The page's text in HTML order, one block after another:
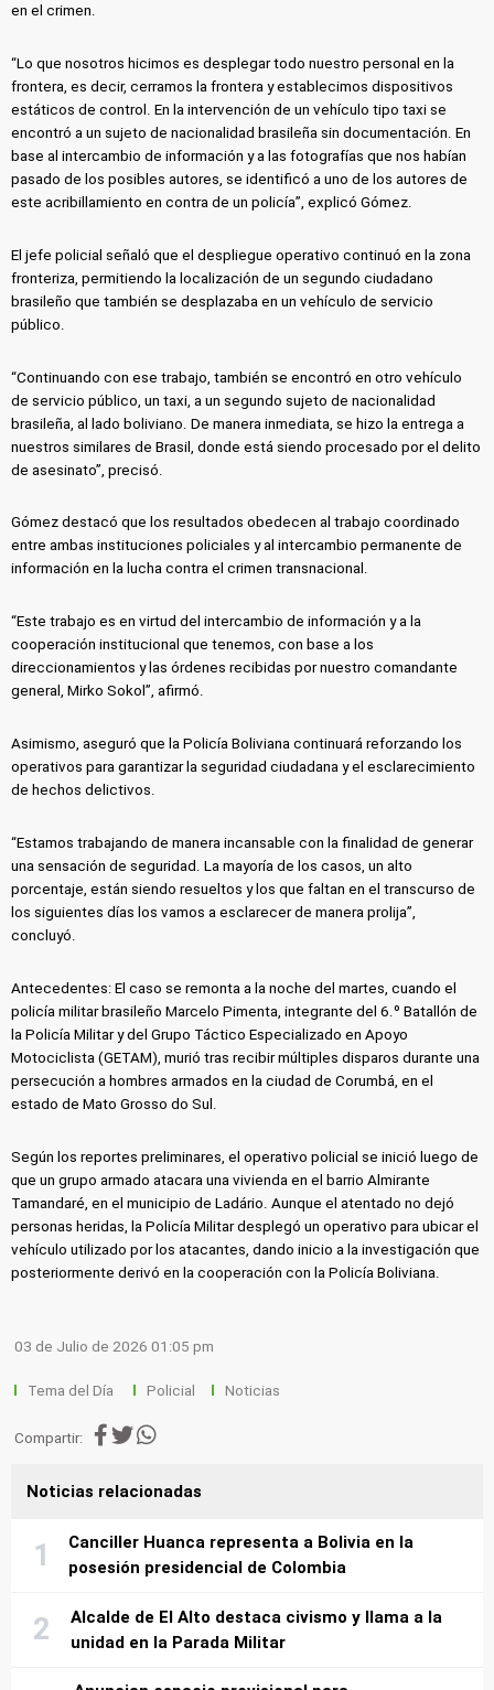
en el crimen.
“Lo que nosotros hicimos es desplegar todo nuestro personal en la
frontera, es decir, cerramos la frontera y establecimos dispositivos
estáticos de control. En la intervención de un vehículo tipo taxi se
encontró a un sujeto de nacionalidad brasileña sin documentación. En
base al intercambio de información y a las fotografías que nos habían
pasado de los posibles autores, se identificó a uno de los autores de
este acribillamiento en contra de un policía”, explicó Gómez.
El jefe policial señaló que el despliegue operativo continuó en la zona
fronteriza, permitiendo la localización de un segundo ciudadano
brasileño que también se desplazaba en un vehículo de servicio
público.
“Continuando con ese trabajo, también se encontró en otro vehículo
de servicio público, un taxi, a un segundo sujeto de nacionalidad
brasileña, al lado boliviano. De manera inmediata, se hizo la entrega a
nuestros similares de Brasil, donde está siendo procesado por el delito
de asesinato”, precisó.
Gómez destacó que los resultados obedecen al trabajo coordinado
entre ambas instituciones policiales y al intercambio permanente de
información en la lucha contra el crimen transnacional.
“Este trabajo es en virtud del intercambio de información y a la
cooperación institucional que tenemos, con base a los
direccionamientos y las órdenes recibidas por nuestro comandante
general, Mirko Sokol”, afirmó.
Asimismo, aseguró que la Policía Boliviana continuará reforzando los
operativos para garantizar la seguridad ciudadana y el esclarecimiento
de hechos delictivos.
“Estamos trabajando de manera incansable con la finalidad de generar
una sensación de seguridad. La mayoría de los casos, un alto
porcentaje, están siendo resueltos y los que faltan en el transcurso de
los siguientes días los vamos a esclarecer de manera prolija”,
concluyó.
Antecedentes: El caso se remonta a la noche del martes, cuando el
policía militar brasileño Marcelo Pimenta, integrante del 6.º Batallón de
la Policía Militar y del Grupo Táctico Especializado en Apoyo
Motociclista (GETAM), murió tras recibir múltiples disparos durante una
persecución a hombres armados en la ciudad de Corumbá, en el
estado de Mato Grosso do Sul.
Según los reportes preliminares, el operativo policial se inició luego de
que un grupo armado atacara una vivienda en el barrio Almirante
Tamandaré, en el municipio de Ladário. Aunque el atentado no dejó
personas heridas, la Policía Militar desplegó un operativo para ubicar el
vehículo utilizado por los atacantes, dando inicio a la investigación que
posteriormente derivó en la cooperación con la Policía Boliviana.
03 de Julio de 2026 01:05 pm
Tema del Día Policial Noticias
Compartir:
Noticias relacionadas
Canciller Huanca representa a Bolivia en la
posesión presidencial de Colombia
Alcalde de El Alto destaca civismo y llama a la
unidad en la Parada Militar